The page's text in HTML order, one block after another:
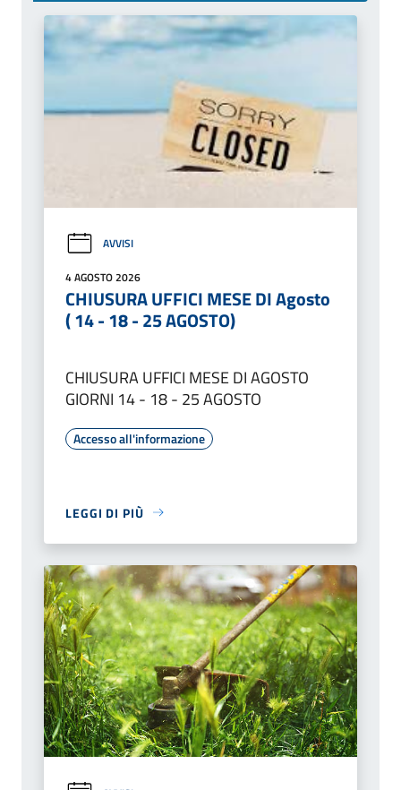
AVVISI
4 AGOSTO 2026
CHIUSURA UFFICI MESE DI Agosto
( 14 - 18 - 25 AGOSTO)
CHIUSURA UFFICI MESE DI AGOSTO
GIORNI 14 - 18 - 25 AGOSTO
Accesso all'informazione
LEGGI DI PIÙ